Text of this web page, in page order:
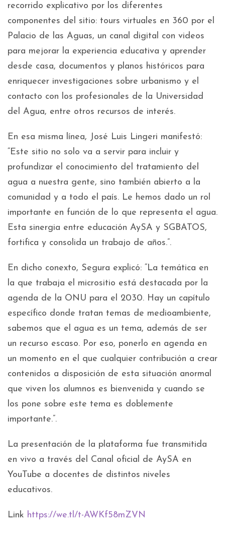
recorrido explicativo por los diferentes
componentes del sitio: tours virtuales en 360 por el
Palacio de las Aguas, un canal digital con videos
para mejorar la experiencia educativa y aprender
desde casa, documentos y planos históricos para
enriquecer investigaciones sobre urbanismo y el
contacto con los profesionales de la Universidad
del Agua, entre otros recursos de interés.
En esa misma línea, José Luis Lingeri manifestó:
“Este sitio no solo va a servir para incluir y
profundizar el conocimiento del tratamiento del
agua a nuestra gente, sino también abierto a la
comunidad y a todo el país. Le hemos dado un rol
importante en función de lo que representa el agua.
Esta sinergia entre educación AySA y SGBATOS,
fortifica y consolida un trabajo de años.”.
En dicho conexto, Segura explicó: “La temática en
la que trabaja el micrositio está destacada por la
agenda de la ONU para el 2030. Hay un capítulo
específico donde tratan temas de medioambiente,
sabemos que el agua es un tema, además de ser
un recurso escaso. Por eso, ponerlo en agenda en
un momento en el que cualquier contribución a crear
contenidos a disposición de esta situación anormal
que viven los alumnos es bienvenida y cuando se
los pone sobre este tema es doblemente
importante.”.
La presentación de la plataforma fue transmitida
en vivo a través del Canal oficial de AySA en
YouTube a docentes de distintos niveles
educativos.
Link https://we.tl/t-AWKf58mZVN